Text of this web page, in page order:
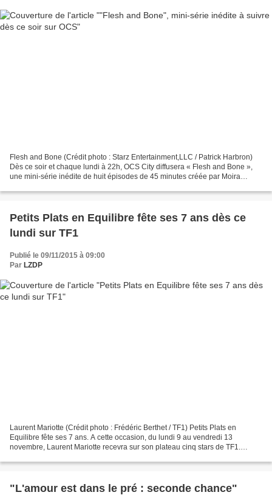
Flesh and Bone (Crédit photo : Starz Entertainment,LLC / Patrick Harbron)
Dès ce soir et chaque lundi à 22h, OCS City diffusera « Flesh and Bone »,
une mini-série inédite de huit épisodes de 45 minutes créée par Moira
Petits Plats en Equilibre fête ses 7 ans dès ce
lundi sur TF1
Publié le 09/11/2015 à 09:00
Par LZDP
Laurent Mariotte (Crédit photo : Frédéric Berthet / TF1) Petits Plats en
Equilibre fête ses 7 ans. A cette occasion, du lundi 9 au vendredi 13
novembre, Laurent Mariotte recevra sur son plateau cinq stars de TF1.
"L'amour est dans le pré : seconde chance"